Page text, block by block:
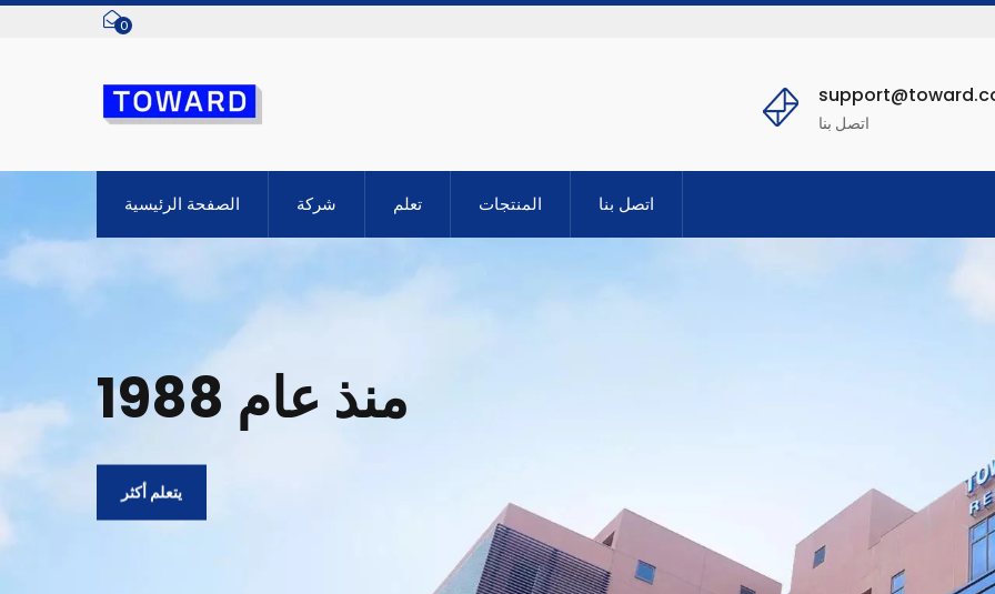
0
اتصل بنا
الصفحة الرئيسية شركة تعلم المنتجات اتصل بنا
منذ عام 1988
يتعلم أكثر